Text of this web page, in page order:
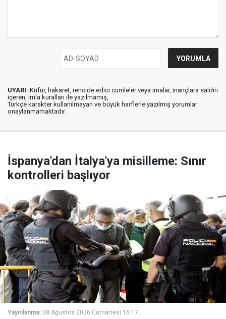
UYARI: Küfür, hakaret, rencide edici cümleler veya imalar, inançlara saldırı
içeren, imla kuralları ile yazılmamış,
Türkçe karakter kullanılmayan ve büyük harflerle yazılmış yorumlar
onaylanmamaktadır.
İspanya'dan İtalya'ya misilleme: Sınır
kontrolleri başlıyor
Yayınlanma: 08 Ağustos 2026 Cumartesi 16:17